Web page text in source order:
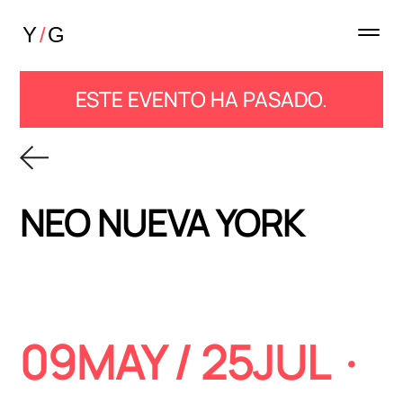
ESTE EVENTO HA PASADO.
NEO NUEVA YORK
09MAY / 25JUL·